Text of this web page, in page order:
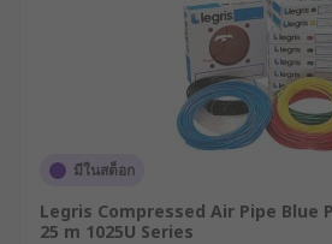
มีในสต็อก
Legris Compressed Air Pipe Blue
25 m 1025U Series